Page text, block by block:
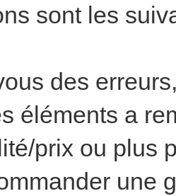
sont les
des
éléments a
prix ou plus
une